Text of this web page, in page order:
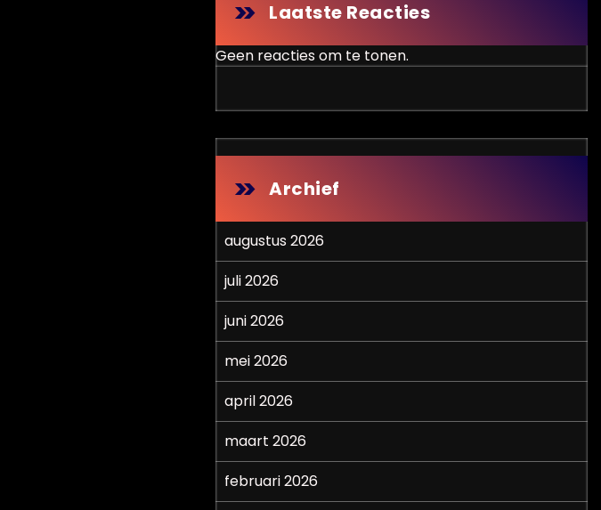
Laatste Reacties
Geen reacties om te tonen.
Archief
augustus 2026
juli 2026
juni 2026
mei 2026
april 2026
maart 2026
februari 2026